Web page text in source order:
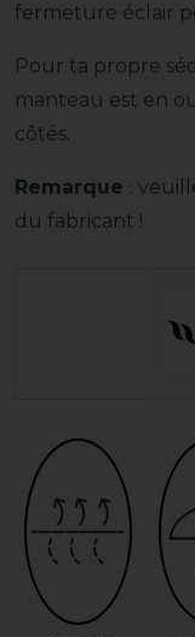
fermeture éclair
Pour ta propre
manteau est en
côtés.
Remarque :
du fabricant !